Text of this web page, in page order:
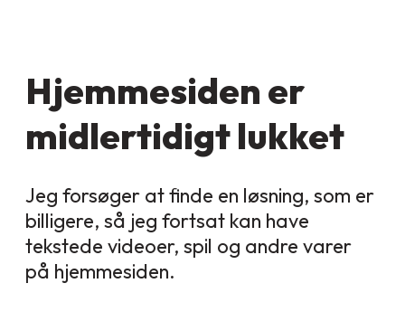
Hjemmesiden er
midlertidigt lukket
Jeg forsøger at finde en løsning, som er
billigere, så jeg fortsat kan have
tekstede videoer, spil og andre varer
på hjemmesiden.